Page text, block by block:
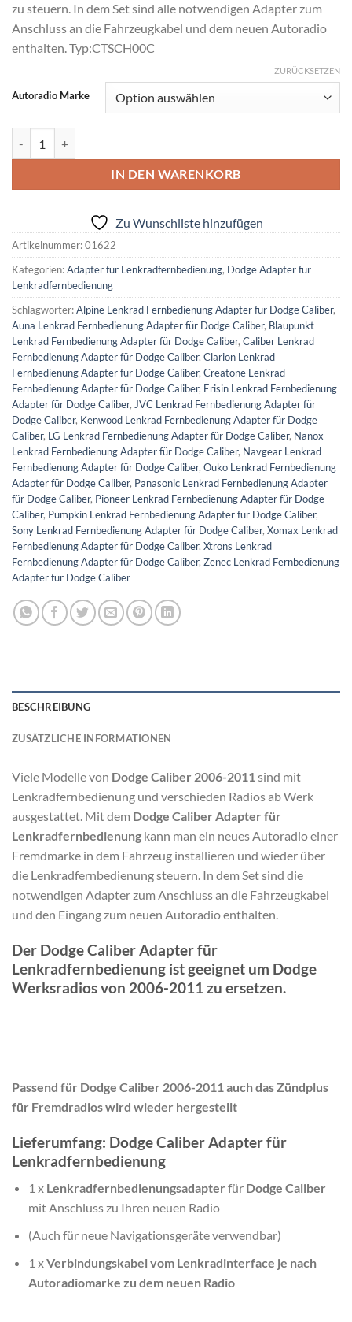
zu steuern. In dem Set sind alle notwendigen Adapter zum
Anschluss an die Fahrzeugkabel und dem neuen Autoradio
enthalten. Typ:CTSCH00C
Autoradio Marke
ZURÜCKSETZEN
IN DEN WARENKORB
Zu Wunschliste hinzufügen
Artikelnummer:01622
Kategorien:Adapter für Lenkradfernbedienung, Dodge Adapter für
Lenkradfernbedienung
Schlagwörter:Alpine Lenkrad Fernbedienung Adapter für Dodge Caliber,
Auna Lenkrad Fernbedienung Adapter für Dodge Caliber, Blaupunkt
Lenkrad Fernbedienung Adapter für Dodge Caliber, Caliber Lenkrad
Fernbedienung Adapter für Dodge Caliber, Clarion Lenkrad
Fernbedienung Adapter für Dodge Caliber, Creatone Lenkrad
Fernbedienung Adapter für Dodge Caliber, Erisin Lenkrad Fernbedienung
Adapter für Dodge Caliber, JVC Lenkrad Fernbedienung Adapter für
Dodge Caliber, Kenwood Lenkrad Fernbedienung Adapter für Dodge
Caliber, LG Lenkrad Fernbedienung Adapter für Dodge Caliber, Nanox
Lenkrad Fernbedienung Adapter für Dodge Caliber, Navgear Lenkrad
Fernbedienung Adapter für Dodge Caliber, Ouko Lenkrad Fernbedienung
Adapter für Dodge Caliber, Panasonic Lenkrad Fernbedienung Adapter
für Dodge Caliber, Pioneer Lenkrad Fernbedienung Adapter für Dodge
Caliber, Pumpkin Lenkrad Fernbedienung Adapter für Dodge Caliber,
Sony Lenkrad Fernbedienung Adapter für Dodge Caliber, Xomax Lenkrad
Fernbedienung Adapter für Dodge Caliber, Xtrons Lenkrad
Fernbedienung Adapter für Dodge Caliber, Zenec Lenkrad Fernbedienung
Adapter für Dodge Caliber
BESCHREIBUNG
ZUSÄTZLICHE INFORMATIONEN
Viele Modelle von Dodge Caliber 2006-2011sind mit
Lenkradfernbedienung und verschieden Radios ab Werk
ausgestattet. Mit dem Dodge Caliber Adapter für
Lenkradfernbedienung kann man ein neues Autoradio einer
Fremdmarke in dem Fahrzeug installieren und wieder über
die Lenkradfernbedienung steuern. In dem Set sind die
notwendigen Adapter zum Anschluss an die Fahrzeugkabel
und den Eingang zum neuen Autoradio enthalten.
Der Dodge Caliber Adapter für
Lenkradfernbedienung ist geeignet um Dodge
Werksradios von 2006-2011 zu ersetzen.
Passend für Dodge Caliber 2006-2011 auch das Zündplus
für Fremdradios wird wieder hergestellt
Lieferumfang: Dodge Caliber Adapter für
Lenkradfernbedienung
1 x Lenkradfernbedienungsadapter für Dodge Caliber
mit Anschluss zu Ihren neuen Radio
(Auch für neue Navigationsgeräte verwendbar)
1 xVerbindungskabel vom Lenkradinterface je nach
Autoradiomarke zu dem neuen Radio